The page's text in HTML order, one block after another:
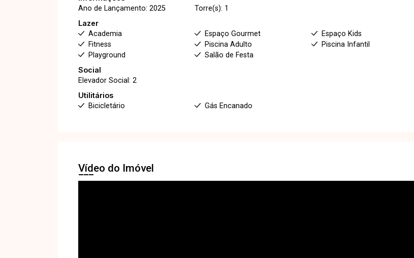
Ano de Lançamento: 2025
Torre(s): 1
Lazer
Academia
Espaço Gourmet
Espaço Kids
Fitness
Piscina Adulto
Piscina Infantil
Playground
Salão de Festa
Social
Elevador Social: 2
Utilitários
Bicicletário
Gás Encanado
Vídeo do Imóvel